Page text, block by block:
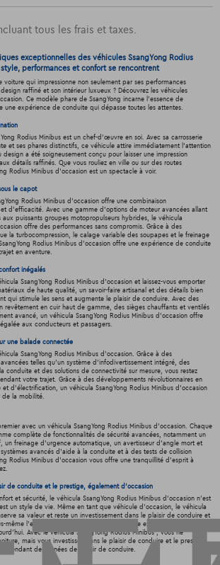
tous les frais et taxes.
exceptionnelles des véhicules SsangYong Rodius
performances et confort se rencontrent
qui impressionne non seulement par ses performances
raffiné et son intérieur luxueux ? Découvrez les véhicules
Ce modèle phare de SsangYong incarne l'essence de
une expérience de conduite qui dépasse toutes les attentes.
Rodius Minibus est un chef-d'œuvre en soi. Avec sa carrosserie
et ses phares distinctifs, ce véhicule attire immédiatement l'attention
a été soigneusement conçu pour laisser une impression
détails raffinés. Que vous rouliez en ville ou sur des routes
Rodius Minibus d'occasion est un spectacle à voir.
le capot
Rodius Minibus d'occasion offre une combinaison
d'efficacité. Avec une gamme d'options de moteur avancées allant
aux puissants groupes motopropulseurs hybrides, le véhicula
offre des performances sans compromis. Grâce à des
la turbocompression, le calage variable des soupapes et le freinage
Rodius Minibus d'occasion offre une expérience de conduite
en aventure.
inégalés
SsangYong Rodius Minibus d'occasion et laissez-vous emporter
de haute qualité, un savoir-faire artisanal et des détails bien
qui stimule les sens et augmente le plaisir de conduire. Avec des
revêtement en cuir haut de gamme, des sièges chauffants et ventilés
avancé, un véhicula SsangYong Rodius Minibus d'occasion offre
aux conducteurs et passagers.
une balade connectée
SsangYong Rodius Minibus d'occasion. Grâce à des
telles qu'un système d'infodivertissement intégré, des
conduite et des solutions de connectivité sur mesure, vous restez
votre trajet. Grâce à des développements révolutionnaires en
d'électrification, un véhicula SsangYong Rodius Minibus d'occasion
de la mobilité.
avec un véhicula SsangYong Rodius Minibus d'occasion. Chaque
complète de fonctionnalités de sécurité avancées, notamment un
un freinage d'urgence automatique, un avertisseur d'angle mort et
avancés d'aide à la conduite et à des tests de collision
Rodius Minibus d'occasion vous offre une tranquillité d'esprit à
de conduite et le prestige, également d'occasion
et sécurité, le véhicula SsangYong Rodius Minibus d'occasion n'est
un style de vie. Même en tant que véhicule d'occasion, le véhicula
sa valeur et reste un investissement dans le plaisir de conduire et
même l'excitation et le confort de ce véhicule extraordinaire en
Avec le véhicula SsangYong Rodius Minibus , vous ne
mais vous investissez dans le plaisir de conduire et le prestige
pendant des années de plaisir de conduire.